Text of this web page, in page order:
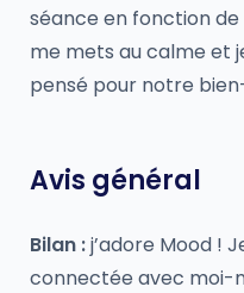
séance en fonction
me mets au calme et
pensé pour notre
Avis général
Bilan :j’adore Mood !
connectée avec moi-